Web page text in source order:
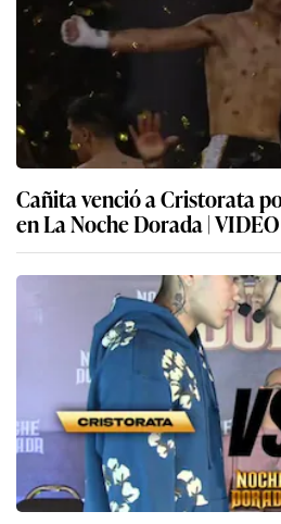
Cañita venció a Cristorata
en La Noche Dorada | VIDEO